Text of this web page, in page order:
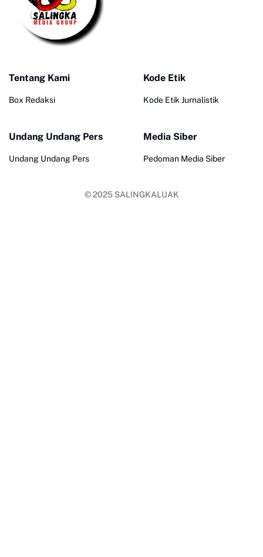
Tentang Kami
Box Redaksi
Kode Etik
Kode Etik Jurnalistik
Undang Undang Pers
Undang Undang Pers
Media Siber
Pedoman Media Siber
© 2025 SALINGKALUAK